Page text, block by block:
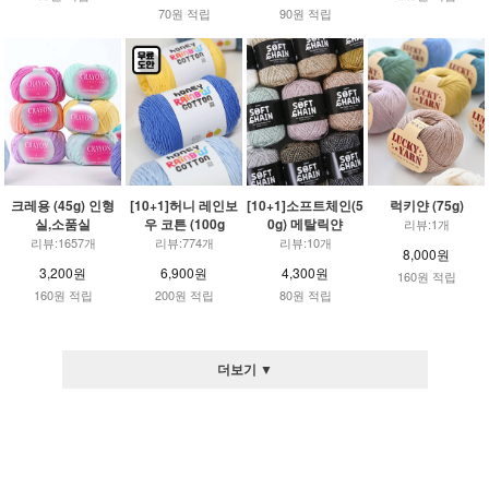
70원 적립 90원 적립
크레용 (45g) 인형
실,소품실
리뷰:1657개
3,200원
160원 적립
[10+1]허니 레인보
우 코튼 (100g
리뷰:774개
6,900원
200원 적립
[10+1]소프트체인(5
0g) 메탈릭얀
리뷰:10개
4,300원
80원 적립
럭키얀 (75g)
리뷰:1개
8,000원
160원 적립
더보기 ▼